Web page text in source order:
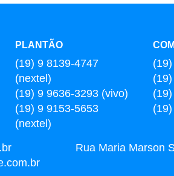
PLANTÃO
(19) 9 8139-4747
(nextel)
(19) 9 9636-3293 (vivo)
(19) 9 9153-5653
(nextel)
Rua Maria Marson